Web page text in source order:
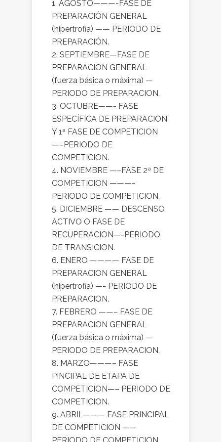
1. AGOSTO———-FASE DE
PREPARACIÓN GENERAL
(hipertrofia) —— PERIODO DE
PREPARACIÓN.
2. SEPTIEMBRE—FASE DE
PREPARACION GENERAL
(fuerza básica o máxima) —
PERIODO DE PREPARACION.
3. OCTUBRE——- FASE
ESPECÍFICA DE PREPARACION
Y 1ª FASE DE COMPETICION
—–PERIODO DE
COMPETICION.
4. NOVIEMBRE —–FASE 2ª DE
COMPETICION ———-
PERIODO DE COMPETICION.
5. DICIEMBRE —— DESCENSO
ACTIVO O FASE DE
RECUPERACION—-PERIODO
DE TRANSICION.
6. ENERO ———— FASE DE
PREPARACION GENERAL
(hipertrofia) —- PERIODO DE
PREPARACION.
7. FEBRERO ——– FASE DE
PREPARACION GENERAL
(fuerza básica o máxima) —
PERIODO DE PREPARACION.
8. MARZO———– FASE
PINCIPAL DE ETAPA DE
COMPETICION—– PERIODO DE
COMPETICION.
9. ABRIL——— FASE PRINCIPAL
DE COMPETICION ——